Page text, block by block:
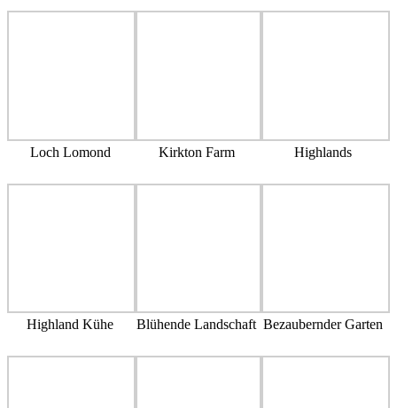
Loch Lomond Kirkton Farm Highlands
Highland Kühe Blühende Landschaft Bezaubernder Garten